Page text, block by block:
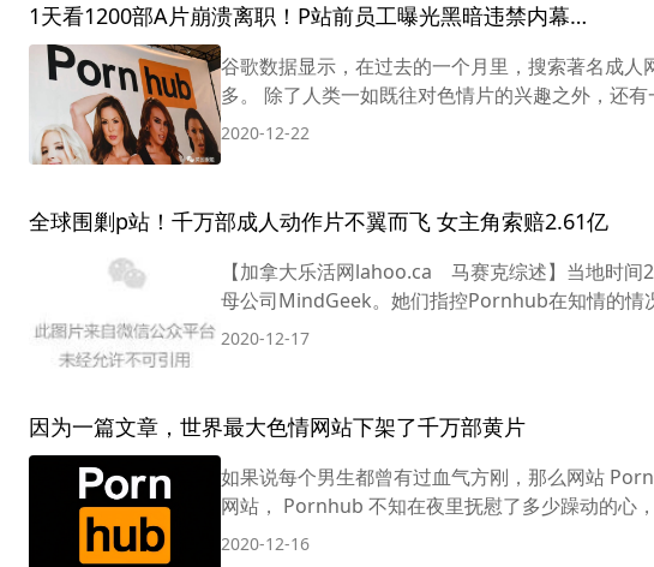
1天看1200部A片崩溃离职！P站前员工曝光黑暗违禁内幕…
谷歌数据显示，在过去的一个月里，搜索著名成人
多。 除了人类一如既往对色情片的兴趣之外，还
2020-12-22
全球围剿p站！千万部成人动作片不翼而飞 女主角索赔2.61亿
【加拿大乐活网lahoo.ca 马赛克综述】当地时
母公司MindGeek。她们指控Pornhub在知情的情
2020-12-17
因为一篇文章，世界最大色情网站下架了千万部黄片
如果说每个男生都曾有过血气方刚，那么网站
网站， Pornhub 不知在夜里抚慰了多少躁动的心
2020-12-16